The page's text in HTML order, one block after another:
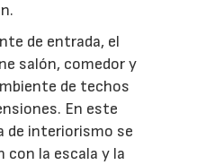
de entrada, el
salón, comedor y
de techos
En este
de interiorismo se
con la escala y la